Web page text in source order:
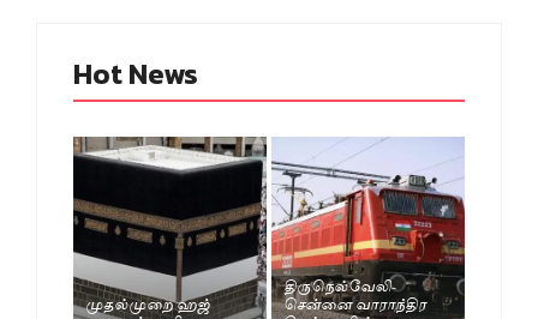
Hot News
முதல்முறை ஹஜ்
திருநெல்வேலி-
சென்னை வாராந்திர